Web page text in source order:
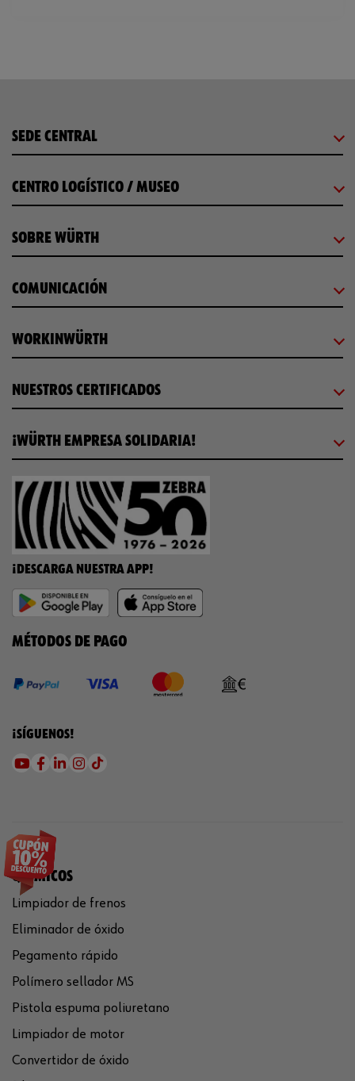
SEDE CENTRAL
CENTRO LOGÍSTICO / MUSEO
SOBRE WÜRTH
COMUNICACIÓN
WORKINWÜRTH
NUESTROS CERTIFICADOS
¡WÜRTH EMPRESA SOLIDARIA!
¡DESCARGA NUESTRA APP!
MÉTODOS DE PAGO
¡SÍGUENOS!
QUÍMICOS
Limpiador de frenos
Eliminador de óxido
Pegamento rápido
Polímero sellador MS
Pistola espuma poliuretano
Limpiador de motor
Convertidor de óxido